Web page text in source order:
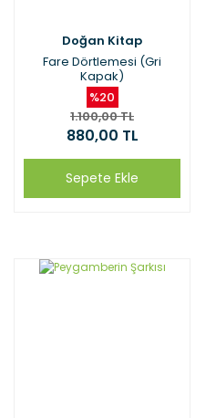
Doğan Kitap
Fare Dörtlemesi (Gri
Kapak)
%20
1.100,00 TL
880,00 TL
Sepete Ekle